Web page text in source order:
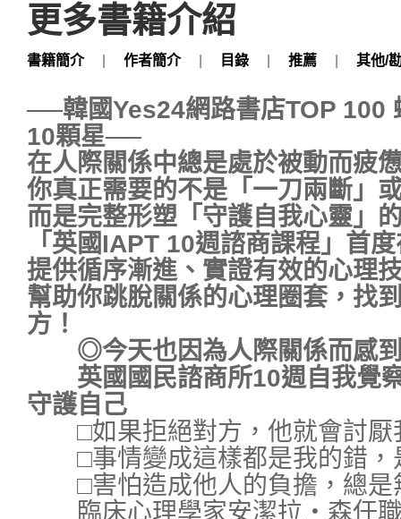
更多書籍介紹
書籍簡介 作者簡介 目錄 推薦 其他/
──韓國Yes24網路書店TOP 100
10顆星──
在人際關係中總是處於被動而疲
你真正需要的不是「一刀兩斷」
而是完整形塑「守護自我心靈」
「英國IAPT 10週諮商課程」首
提供循序漸進、實證有效的心理
幫助你跳脫關係的心理圈套，找
方！
◎今天也因為人際關係而感到
英國國民諮商所10週自我覺
守護自己
□如果拒絕對方，他就會討厭
□事情變成這樣都是我的錯，
□害怕造成他人的負擔，總是
臨床心理學家安潔拉・森任職